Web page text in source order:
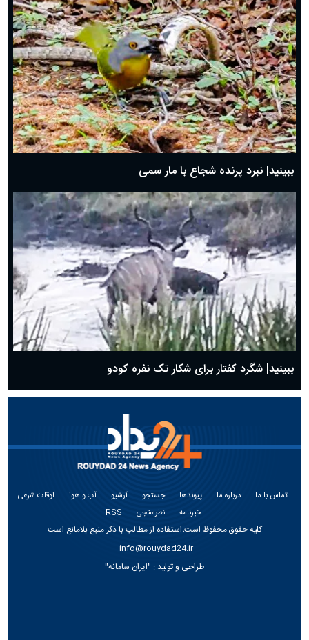
ببینید| نبرد پرنده شجاع با مار سمی
ببینید| شگرد کفتار برای شکار تک نفره کودو
تماس با ما درباره ما پیوندها جستجو آرشیو آب و هوا
اوقات شرعی
خبرنامه
نظرسنجی RSS
کلیه حقوق محفوظ است،استفاده از مطالب با ذکر منبع بلامانع است
info@rouydad24.ir
طراحی و تولید : "ایران سامانه"